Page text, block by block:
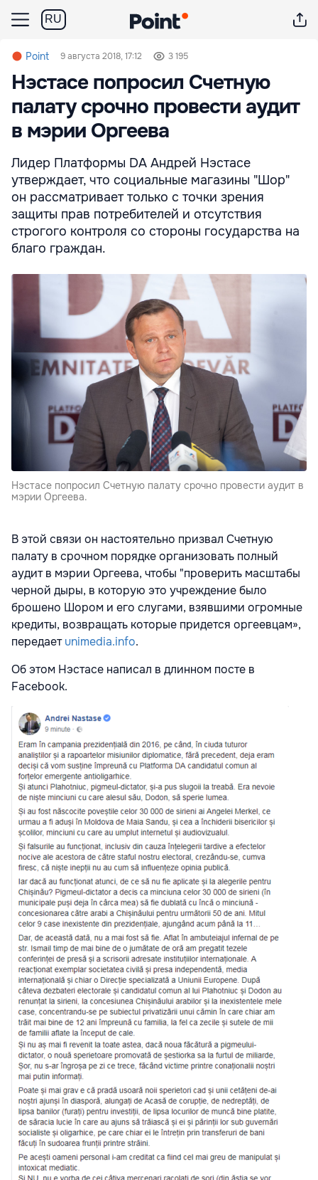
RU
Point 9 августа 2018, 17:12 3 195
Нэстасе попросил Счетную
палату срочно провести аудит
в мэрии Оргеева
Лидер Платформы DA Андрей Нэстасе
утверждает, что социальные магазины "Шор"
он рассматривает только с точки зрения
защиты прав потребителей и отсутствия
строгого контроля со стороны государства на
благо граждан.
Нэстасе попросил Счетную палату срочно провести аудит в
мэрии Оргеева.
В этой связи он настоятельно призвал Счетную
палату в срочном порядке организовать полный
аудит в мэрии Оргеева, чтобы "проверить масштабы
черной дыры, в которую это учреждение было
брошено Шором и его слугами, взявшими огромные
кредиты, возвращать которые придется оргеевцам»,
передаетunimedia.info.
Об этом Нэстасе написал в длинном посте в
Facebook.